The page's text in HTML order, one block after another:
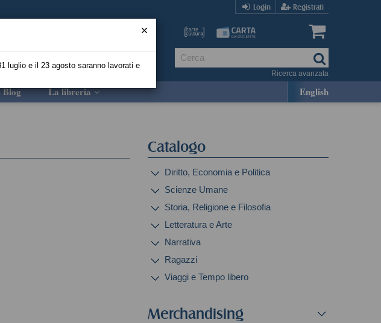
Login Registrati
Ricerca avanzata
La libreria English
Catalogo
Diritto, Economia e Politica
Scienze Umane
Storia, Religione e Filosofia
Letteratura e Arte
Narrativa
Ragazzi
Viaggi e Tempo libero
Merchandising
luglio e il 23 agosto saranno lavorati e